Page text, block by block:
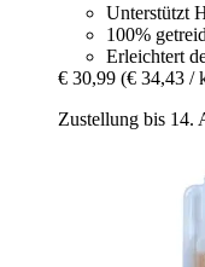
Unterstützt
100%
Erleichtert
€ 30,99 (€ 34,43 /
Zustellung bis 14.